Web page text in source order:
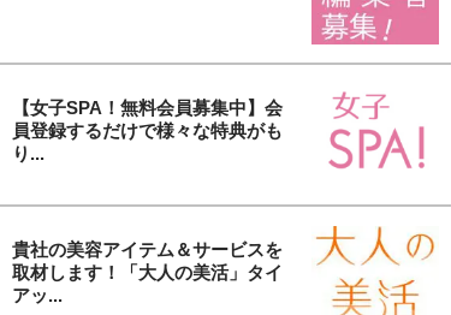
【女子SPA！無料会員募集中】会
員登録するだけで様々な特典がも
り...
貴社の美容アイテム＆サービスを
取材します！「大人の美活」タイ
アッ...